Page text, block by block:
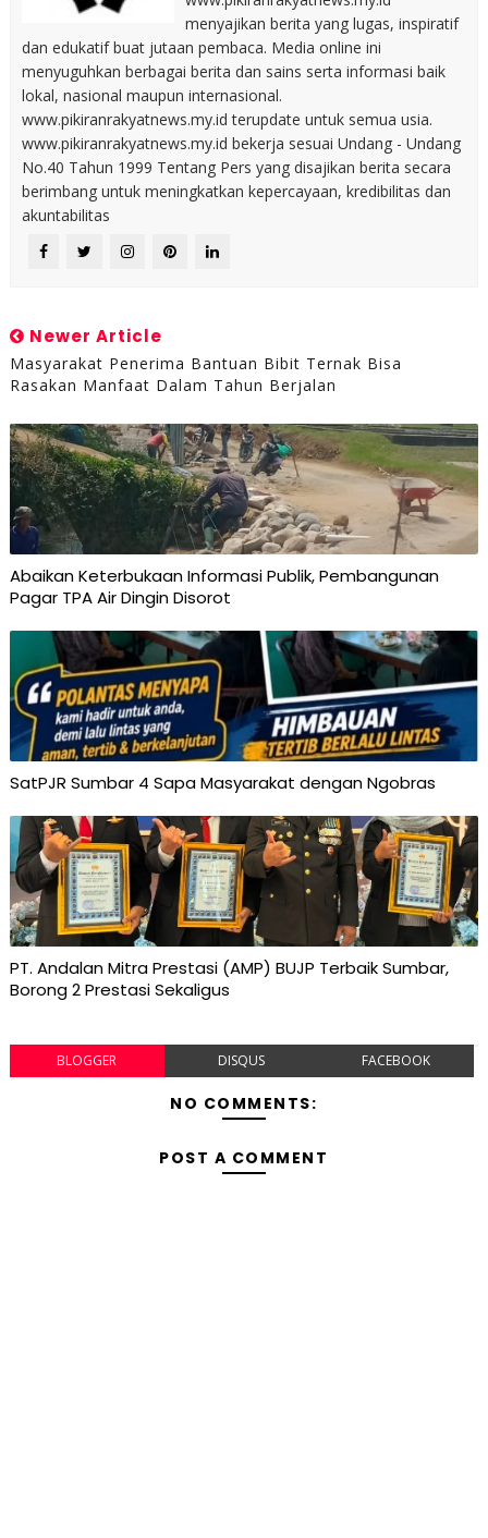
menyajikan berita yang lugas, inspiratif
dan edukatif buat jutaan pembaca. Media online ini
menyuguhkan berbagai berita dan sains serta informasi baik
lokal, nasional maupun internasional.
www.pikiranrakyatnews.my.id terupdate untuk semua usia.
www.pikiranrakyatnews.my.id bekerja sesuai Undang - Undang
No.40 Tahun 1999 Tentang Pers yang disajikan berita secara
berimbang untuk meningkatkan kepercayaan, kredibilitas dan
akuntabilitas
Newer Article
Masyarakat Penerima Bantuan Bibit Ternak Bisa
Rasakan Manfaat Dalam Tahun Berjalan
Abaikan Keterbukaan Informasi Publik, Pembangunan
Pagar TPA Air Dingin Disorot
SatPJR Sumbar 4 Sapa Masyarakat dengan Ngobras
PT. Andalan Mitra Prestasi (AMP) BUJP Terbaik Sumbar,
Borong 2 Prestasi Sekaligus
BLOGGER DISQUS FACEBOOK
NO COMMENTS:
POST A COMMENT